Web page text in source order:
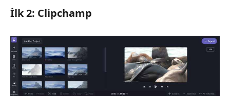
İlk 2: Clipchamp